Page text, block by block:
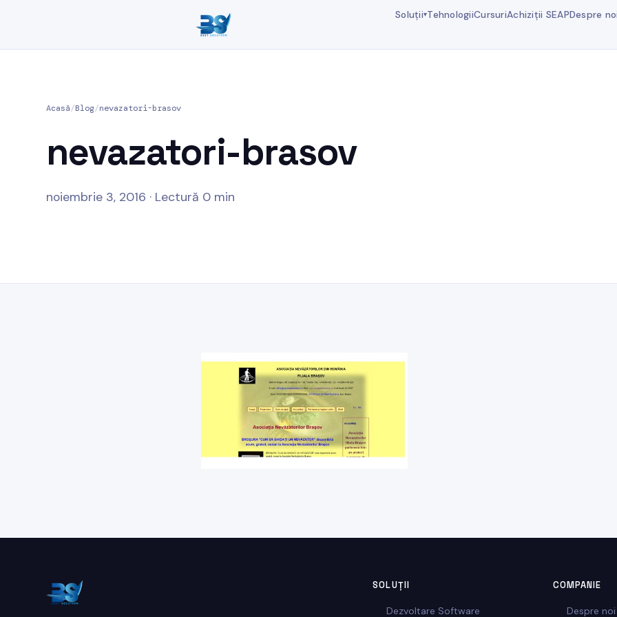
Soluții▾TehnologiiCursuriAchiziții SEAPDespre noi
Acasă/Blog/nevazatori-brasov
nevazatori-brasov
noiembrie 3, 2016 · Lectură 0 min
SOLUȚII
Dezvoltare Software
COMPANIE
Despre noi